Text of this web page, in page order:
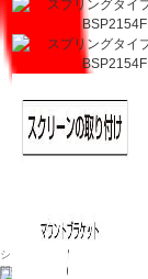
シアターハウスは、プロジ
門店です。